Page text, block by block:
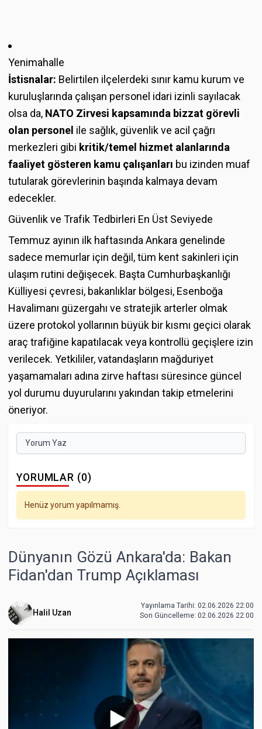
Yenimahalle
İstisnalar: Belirtilen ilçelerdeki sınır kamu kurum ve
kuruluşlarında çalışan personel idari izinli sayılacak
olsa da, NATO Zirvesi kapsamında bizzat görevli
olan personel ile sağlık, güvenlik ve acil çağrı
merkezleri gibi kritik/temel hizmet alanlarında
faaliyet gösteren kamu çalışanları bu izinden muaf
tutularak görevlerinin başında kalmaya devam
edecekler.
Güvenlik ve Trafik Tedbirleri En Üst Seviyede
Temmuz ayının ilk haftasında Ankara genelinde
sadece memurlar için değil, tüm kent sakinleri için
ulaşım rutini değişecek. Başta Cumhurbaşkanlığı
Külliyesi çevresi, bakanlıklar bölgesi, Esenboğa
Havalimanı güzergahı ve stratejik arterler olmak
üzere protokol yollarının büyük bir kısmı geçici olarak
araç trafiğine kapatılacak veya kontrollü geçişlere izin
verilecek. Yetkililer, vatandaşların mağduriyet
yaşamamaları adına zirve haftası süresince güncel
yol durumu duyurularını yakından takip etmelerini
öneriyor.
Yorum Yaz
YORUMLAR (0)
Henüz yorum yapılmamış.
Dünyanın Gözü Ankara'da: Bakan
Fidan'dan Trump Açıklaması
Halil Uzan
Yayınlama Tarihi: 02.06.2026 22:00
Son Güncelleme: 02.06.2026 22:00